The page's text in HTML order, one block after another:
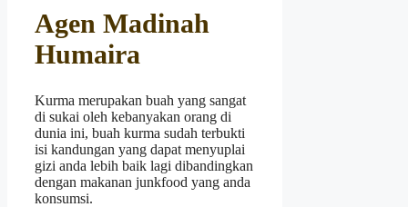
Agen Madinah
Humaira
Kurma merupakan buah yang sangat
di sukai oleh kebanyakan orang di
dunia ini, buah kurma sudah terbukti
isi kandungan yang dapat menyuplai
gizi anda lebih baik lagi dibandingkan
dengan makanan junkfood yang anda
konsumsi.